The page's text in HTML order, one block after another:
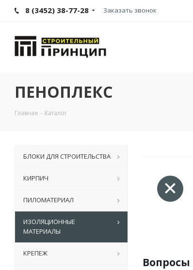
8 (3452) 38-77-28 Заказать звонок
ПЕНОПЛЕКС
Главная - Каталог
БЛОКИ ДЛЯ СТРОИТЕЛЬСТВА
КИРПИЧ
ПИЛОМАТЕРИАЛ
ИЗОЛЯЦИОННЫЕ
МАТЕРИАЛЫ
КРЕПЕЖ